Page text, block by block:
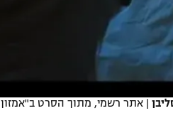
| אתר רשמי, מתוך הסרט ב"אמזון Ronnie O'Sullivan: The Edge of Everything